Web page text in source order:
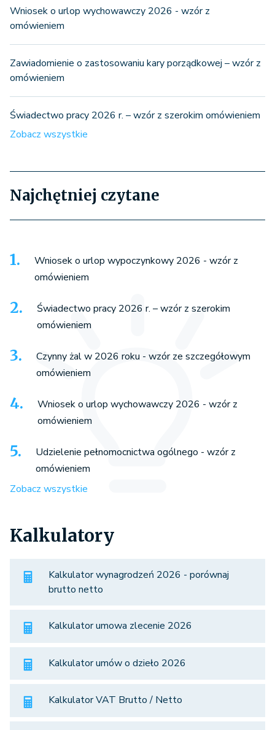
Wniosek o urlop wychowawczy 2026 - wzór z
omówieniem
Zawiadomienie o zastosowaniu kary porządkowej – wzór z
omówieniem
Świadectwo pracy 2026 r. – wzór z szerokim omówieniem
Zobacz wszystkie
Najchętniej czytane
Wniosek o urlop wypoczynkowy 2026 - wzór z
omówieniem
Świadectwo pracy 2026 r. – wzór z szerokim
omówieniem
Czynny żal w 2026 roku - wzór ze szczegółowym
omówieniem
Wniosek o urlop wychowawczy 2026 - wzór z
omówieniem
Udzielenie pełnomocnictwa ogólnego - wzór z
omówieniem
Zobacz wszystkie
Kalkulatory
Kalkulator wynagrodzeń 2026 - porównaj
brutto netto
Kalkulator umowa zlecenie 2026
Kalkulator umów o dzieło 2026
Kalkulator VAT Brutto / Netto